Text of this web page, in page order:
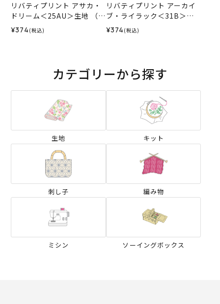
リバティプリント アサカ・
ドリーム＜25AU＞生地 （リ
バティ・ファブリックス）2
025AW
¥374 (税込)
リバティプリント アーカイ
ブ・ライラック＜31B＞生
地 （ホビーラホビーレオリ
ジナル）2026ES
¥374 (税込)
カテゴリーから探す
生地 キット
刺し子 編み物
ミシン ソーイングボックス